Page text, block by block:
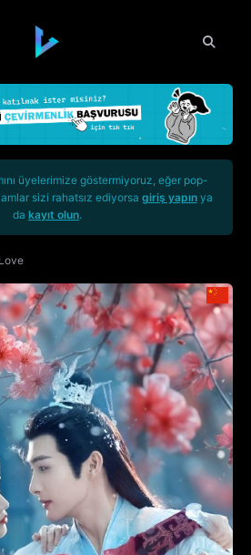
üyelerimize göstermiyoruz, eğer pop-
sizi rahatsız ediyorsa giriş yapınya
da kayıt olun.